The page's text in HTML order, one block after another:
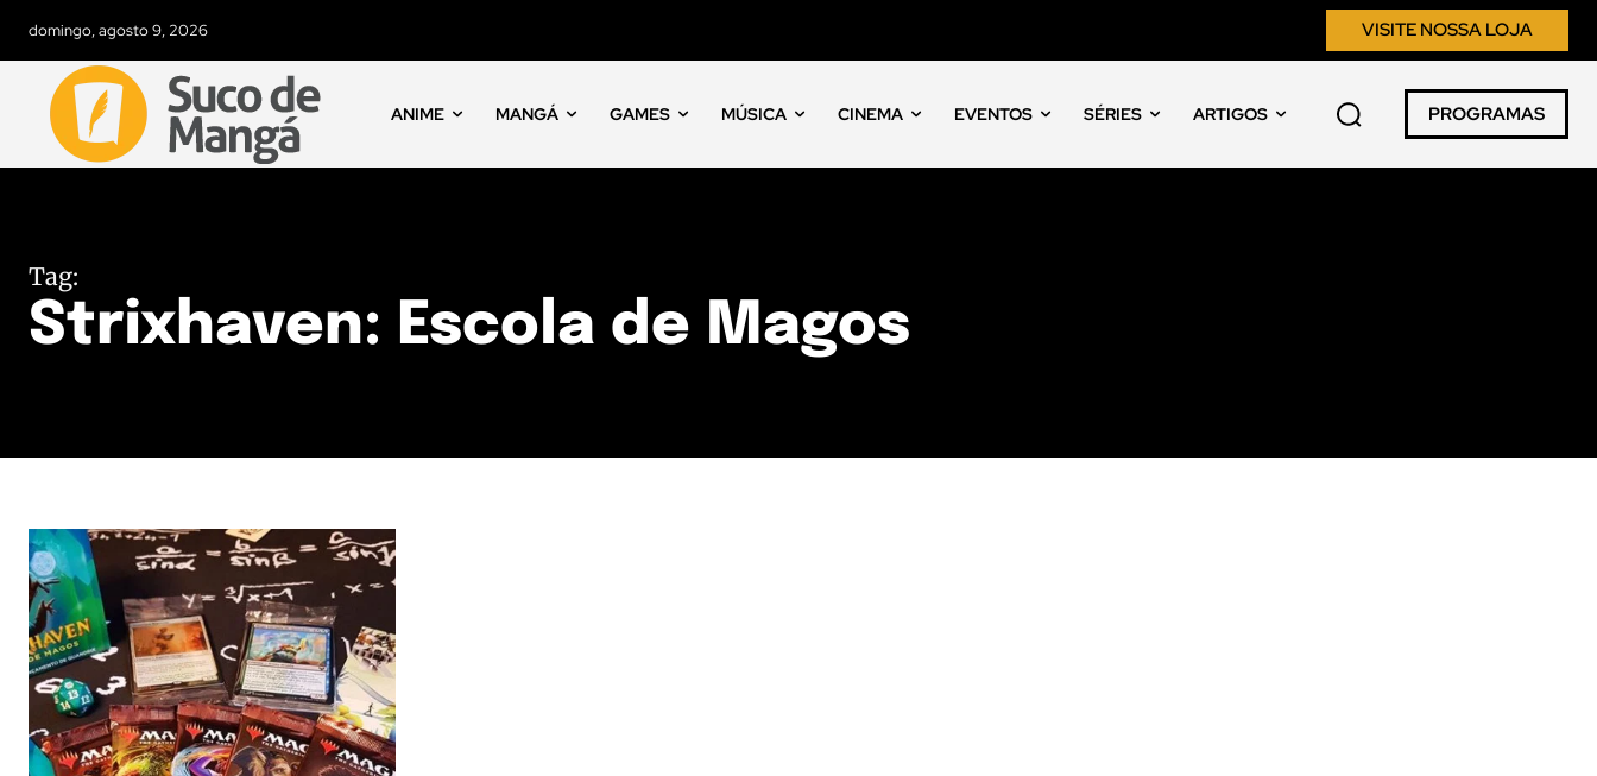
domingo, agosto 9, 2026 VISITE NOSSA LOJA
ANIME MANGÁ GAMES MÚSICA CINEMA EVENTOS SÉRIES ARTIGOS PROGRAMAS
Tag:
Strixhaven: Escola de Magos